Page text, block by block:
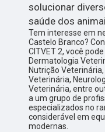
solucionar
saúde dos
Tem interesse em
Castelo Branco?
CITVET 2, você
Dermatologia
Nutrição
Veterinária,
Veterinária, entre
a um grupo de
especializados no
considerável em
modernas.